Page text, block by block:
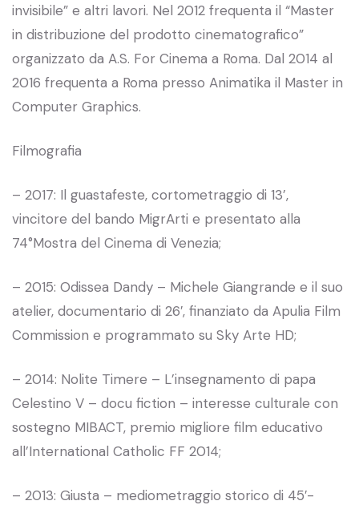
invisibile” e altri lavori. Nel 2012 frequenta il “Master
in distribuzione del prodotto cinematografico”
organizzato da A.S. For Cinema a Roma. Dal 2014 al
2016 frequenta a Roma presso Animatika il Master in
Computer Graphics.
Filmografia
– 2017: Il guastafeste, cortometraggio di 13’,
vincitore del bando MigrArti e presentato alla
74°Mostra del Cinema di Venezia;
– 2015: Odissea Dandy – Michele Giangrande e il suo
atelier, documentario di 26′, finanziato da Apulia Film
Commission e programmato su Sky Arte HD;
– 2014: Nolite Timere – L’insegnamento di papa
Celestino V – docu fiction – interesse culturale con
sostegno MIBACT, premio migliore film educativo
all’International Catholic FF 2014;
– 2013: Giusta – mediometraggio storico di 45′-